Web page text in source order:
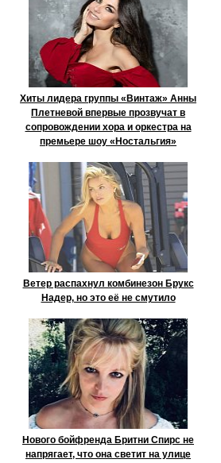
Хиты лидера группы «Винтаж» Анны
Плетневой впервые прозвучат в
сопровождении хора и оркестра на
премьере шоу «Ностальгия»
Ветер распахнул комбинезон Брукс
Надер, но это её не смутило
Нового бойфренда Бритни Спирс не
напрягает, что она светит на улице